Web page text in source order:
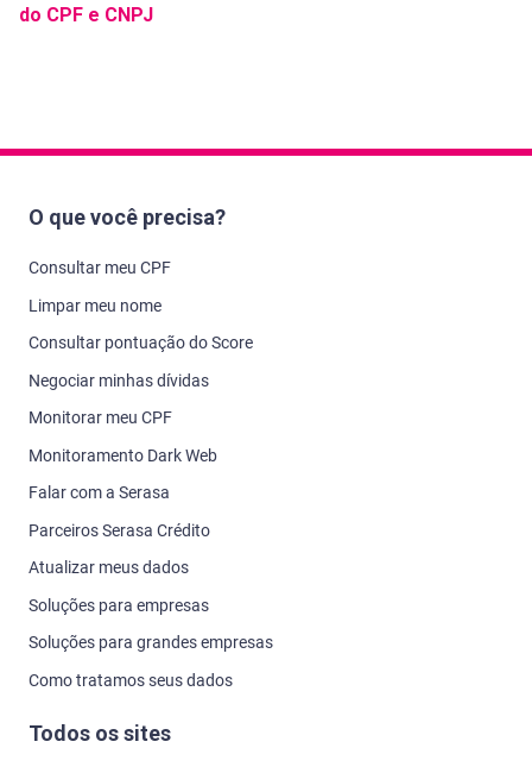
do CPF e CNPJ
O que você precisa?
Consultar meu CPF
Limpar meu nome
Consultar pontuação do Score
Negociar minhas dívidas
Monitorar meu CPF
Monitoramento Dark Web
Falar com a Serasa
Parceiros Serasa Crédito
Atualizar meus dados
Soluções para empresas
Soluções para grandes empresas
Como tratamos seus dados
Todos os sites